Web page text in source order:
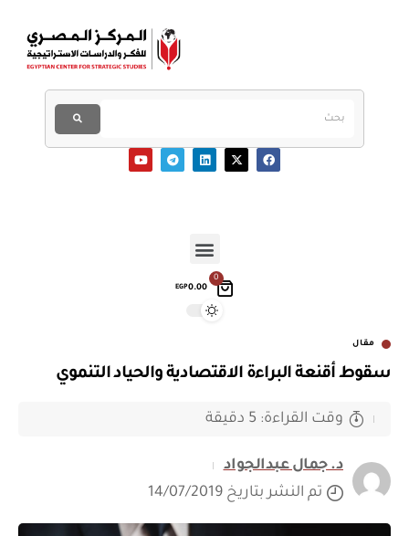
0
EGP0.00
مقال
سقوط أقنعة البراءة الاقتصادية والحياد التنموي
د. جمال عبدالجواد
تم النشر بتاريخ 14/07/2019
وقت القراءة: 5 دقيقة